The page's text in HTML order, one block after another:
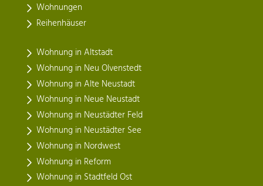
Wohnungen
Reihenhäuser
Wohnung in Altstadt
Wohnung in Neu Olvenstedt
Wohnung in Alte Neustadt
Wohnung in Neue Neustadt
Wohnung in Neustädter Feld
Wohnung in Neustädter See
Wohnung in Nordwest
Wohnung in Reform
Wohnung in Stadtfeld Ost